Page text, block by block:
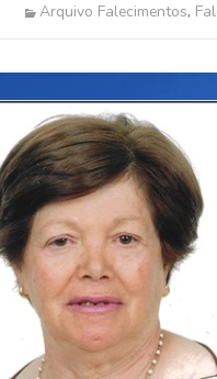
Arquivo Falecimentos,